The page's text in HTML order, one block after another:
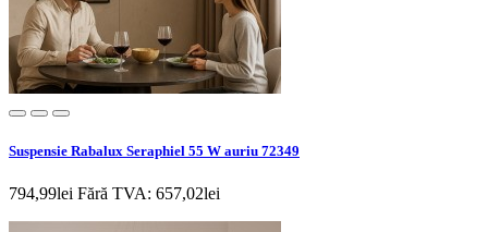
Suspensie Rabalux Seraphiel 55 W auriu 72349
794,99lei Fără TVA: 657,02lei